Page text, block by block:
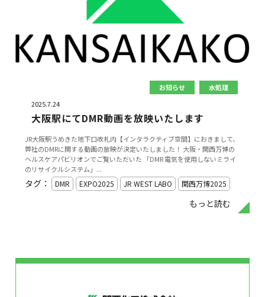
お知らせ
水処理
2025.7.24
大阪駅にてDMR動画を放映いたします
JR大阪駅うめきた地下口改札内【インタラクティブ空間】におきまして、
弊社のDMRに関する動画の放映が決定いたしました！ 大阪・関西万博の
ヘルスケアパビリオンでご覧いただいた 「DMR 電気を使用しないミライ
のリサイクルシステム」...
もっと読む
タグ： DMR EXPO2025 JR WEST LABO 関西万博2025